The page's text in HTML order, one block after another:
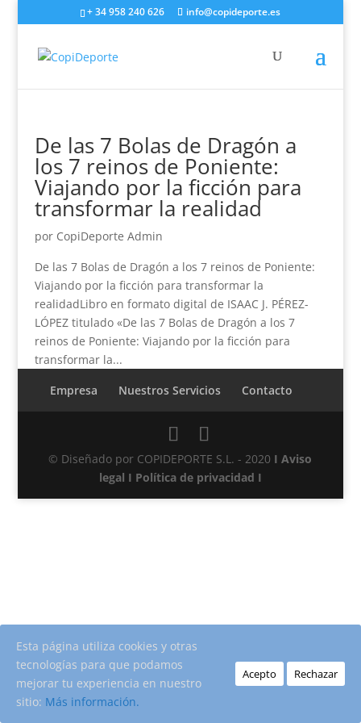
+ 34 958 240 626 info@copideporte.es
De las 7 Bolas de Dragón a
los 7 reinos de Poniente:
Viajando por la ficción para
transformar la realidad
por CopiDeporte Admin
De las 7 Bolas de Dragón a los 7 reinos de Poniente:
Viajando por la ficción para transformar la
realidadLibro en formato digital de ISAAC J. PÉREZ-
LÓPEZ titulado «De las 7 Bolas de Dragón a los 7
reinos de Poniente: Viajando por la ficción para
transformar la...
Empresa
Nuestros Servicios Contacto
© Diseñado por COPIDEPORTE S.L. - 2020 I Aviso
legal I Política de privacidad I
Esta página utiliza cookies y otras
tecnologías para que podamos
mejorar tu experiencia en nuestro
sitio: Más información.
Acepto Rechazar